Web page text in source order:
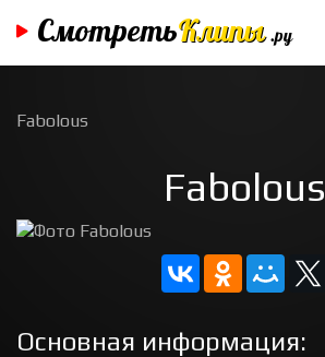
СмотретьКлипы .ру
Fabolous
Fabolous
Основная информация: